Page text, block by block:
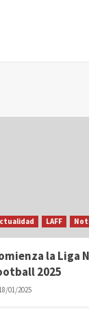
LAFF
la Liga
2025
18/01/2025